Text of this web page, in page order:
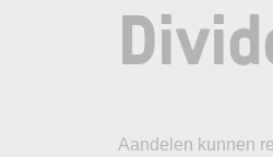
Aandelen kunnen